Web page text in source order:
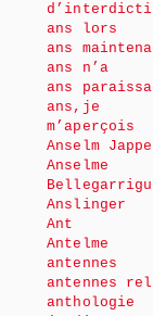
ans lors
ans
ans n’a
ans
ans,je
m’aperçois
Anselm Jappe
Anselme
Anslinger
Ant
Antelme
antennes
antennes
anthologie